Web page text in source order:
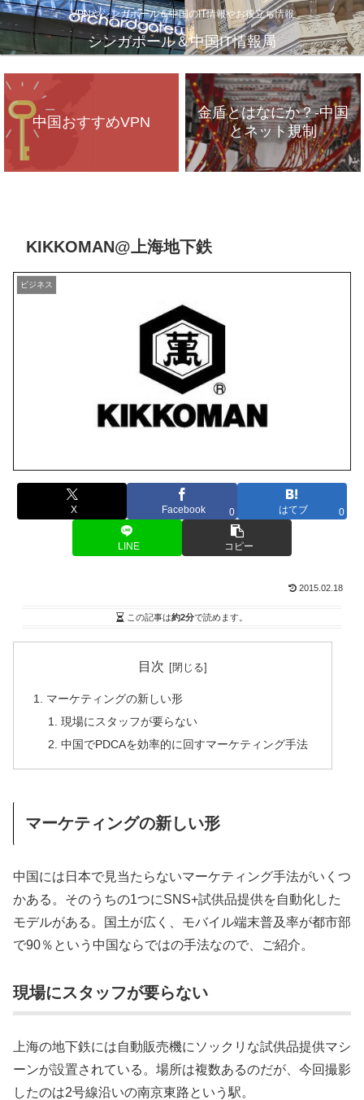
VPNやシンガポール＆中国のIT情報やお役立ち情報
シンガポール＆中国IT情報局
中国おすすめVPN
金盾とはなにか？-中国
とネット規制
KIKKOMAN@上海地下鉄
ビジネス
X Facebook 0 はてブ 0
LINE コピー
2015.02.18
この記事は約2分で読めます。
目次
マーケティングの新しい形
現場にスタッフが要らない
中国でPDCAを効率的に回すマーケティング手法
マーケティングの新しい形
中国には日本で見当たらないマーケティング手法がいくつ
かある。そのうちの1つにSNS+試供品提供を自動化した
モデルがある。国土が広く、モバイル端末普及率が都市部
で90％という中国ならではの手法なので、ご紹介。
現場にスタッフが要らない
上海の地下鉄には自動販売機にソックリな試供品提供マシ
ーンが設置されている。場所は複数あるのだが、今回撮影
したのは2号線沿いの南京東路という駅。